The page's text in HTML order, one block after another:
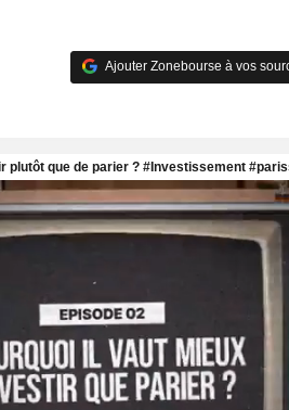
Ajouter Zonebourse à vos